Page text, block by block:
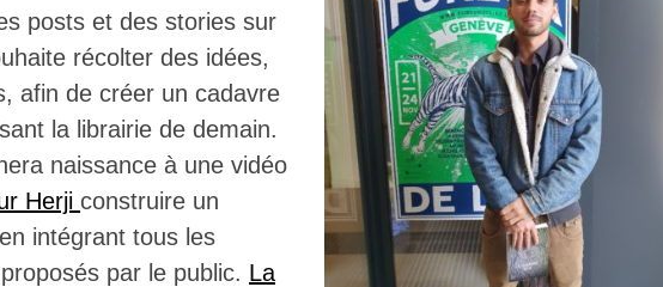
posts et des stories sur
récolter des idées,
afin de créer un cadavre
la librairie de demain.
naissance à une vidéo
Herji construire un
intégrant tous les
par le public. La